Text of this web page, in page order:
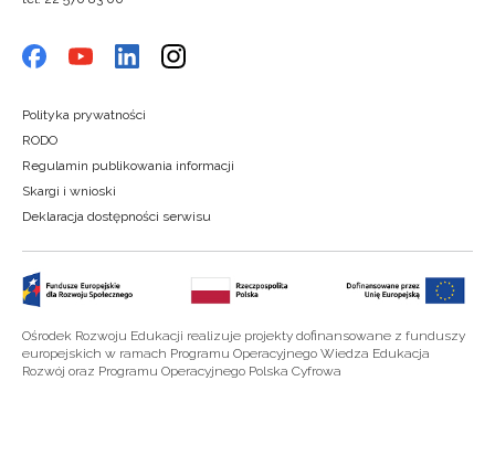
Polityka prywatności
RODO
Regulamin publikowania informacji
Skargi i wnioski
Deklaracja dostępności serwisu
Ośrodek Rozwoju Edukacji realizuje projekty dofinansowane z funduszy
europejskich w ramach Programu Operacyjnego Wiedza Edukacja
Rozwój oraz Programu Operacyjnego Polska Cyfrowa